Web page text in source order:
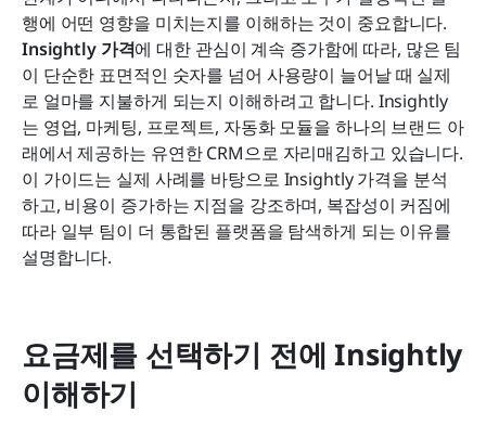
Insightly 가격에 대한 관심이 계속 증가함에 따라, 많은 팀
이 단순한 표면적인 숫자를 넘어 사용량이 늘어날 때 실제
로 얼마를 지불하게 되는지 이해하려고 합니다. Insightly
는 영업, 마케팅, 프로젝트, 자동화 모듈을 하나의 브랜드 아
래에서 제공하는 유연한 CRM으로 자리매김하고 있습니다.
이 가이드는 실제 사례를 바탕으로 Insightly 가격을 분석
하고, 비용이 증가하는 지점을 강조하며, 복잡성이 커짐에
따라 일부 팀이 더 통합된 플랫폼을 탐색하게 되는 이유를
설명합니다.
요금제를 선택하기 전에 Insightly
이해하기
각 도구에서 가장 많은 혜택을 받는 사람은 누구입니
까?
결론
자주 묻는 질문
관련 읽기